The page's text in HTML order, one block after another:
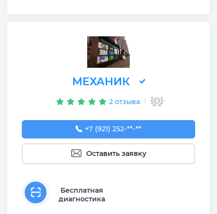
МЕХАНИК
2 отзыва
+7 (921) 252-83-68
+7 (921) 252-**-**
Оставить заявку
Бесплатная
диагностика